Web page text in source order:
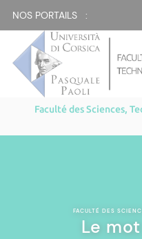
NOS PORTAILS :
Faculté des Sciences,
FACULTÉ DES
Le